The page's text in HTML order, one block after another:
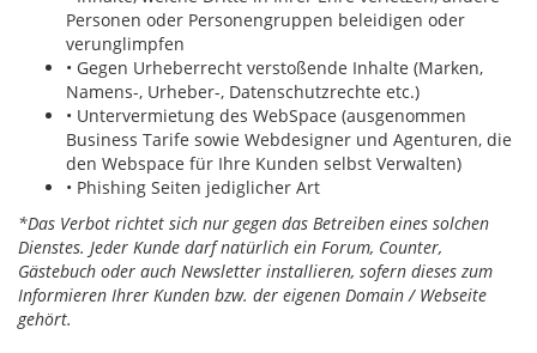
Personen oder Personengruppen beleidigen oder
verunglimpfen
• Gegen Urheberrecht verstoßende Inhalte (Marken,
Namens-, Urheber-, Datenschutzrechte etc.)
• Untervermietung des WebSpace (ausgenommen
Business Tarife sowie Webdesigner und Agenturen, die
den Webspace für Ihre Kunden selbst Verwalten)
• Phishing Seiten jediglicher Art
*Das Verbot richtet sich nur gegen das Betreiben eines solchen
Dienstes. Jeder Kunde darf natürlich ein Forum, Counter,
Gästebuch oder auch Newsletter installieren, sofern dieses zum
Informieren Ihrer Kunden bzw. der eigenen Domain / Webseite
gehört.